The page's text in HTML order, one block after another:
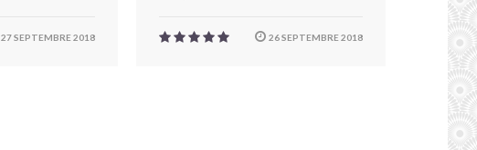
27 SEPTEMBRE 2018 26 SEPTEMBRE 2018